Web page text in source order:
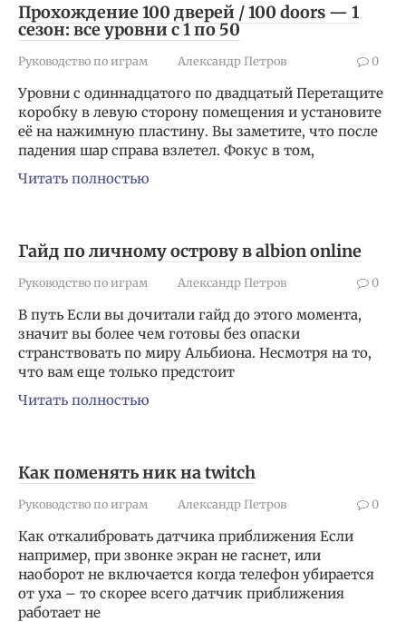
Прохождение 100 дверей / 100 doors — 1
сезон: все уровни с 1 по 50
Руководство по играм Александр Петров 0
Уровни с одиннадцатого по двадцатый Перетащите
коробку в левую сторону помещения и установите
её на нажимную пластину. Вы заметите, что после
падения шар справа взлетел. Фокус в том,
Читать полностью
Гайд по личному острову в albion online
Руководство по играм Александр Петров 0
В путь Если вы дочитали гайд до этого момента,
значит вы более чем готовы без опаски
странствовать по миру Альбиона. Несмотря на то,
что вам еще только предстоит
Читать полностью
Как поменять ник на twitch
Руководство по играм Александр Петров 0
Как откалибровать датчика приближения Если
например, при звонке экран не гаснет, или
наоборот не включается когда телефон убирается
от уха – то скорее всего датчик приближения
работает не